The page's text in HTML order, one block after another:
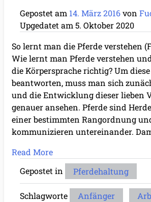
Gepostet am 14. März 2016von
Upgedatet am 5. Oktober 2020
So lernt man die Pferde verstehen
Wie lernt man Pferde verstehen
die Körpersprache richtig? Um
beantworten, muss man sich
und die Entwicklung dieser lieben
genauer ansehen. Pferde sind
einer bestimmten Rangordnung
kommunizieren untereinander.
Read More
Gepostet in
Pferdehaltung
Schlagworte Anfänger